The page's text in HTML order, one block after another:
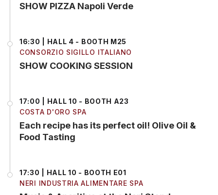
SHOW PIZZA Napoli Verde
16:30 | HALL 4 - BOOTH M25
CONSORZIO SIGILLO ITALIANO
SHOW COOKING SESSION
17:00 | HALL 10 - BOOTH A23
COSTA D'ORO SPA
Each recipe has its perfect oil! Olive Oil &
Food Tasting
17:30 | HALL 10 - BOOTH E01
NERI INDUSTRIA ALIMENTARE SPA